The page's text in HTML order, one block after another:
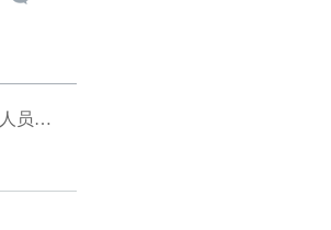
西南医科大学附属自贡医院▪自贡市精神卫生中心2026年第三批编外工作人员招聘总成绩及进入体检人员名单的公告